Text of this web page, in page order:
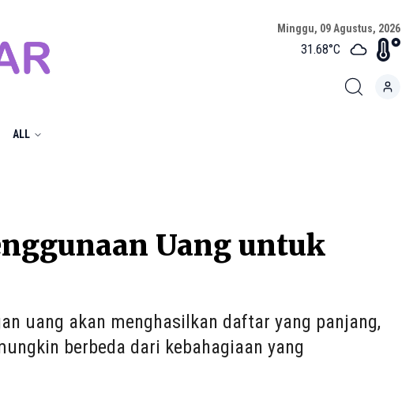
Minggu, 09 Agustus, 2026
31.68°C
ALL
Uang untuk
uang akan menghasilkan daftar yang panjang,
berbeda dari kebahagiaan yang